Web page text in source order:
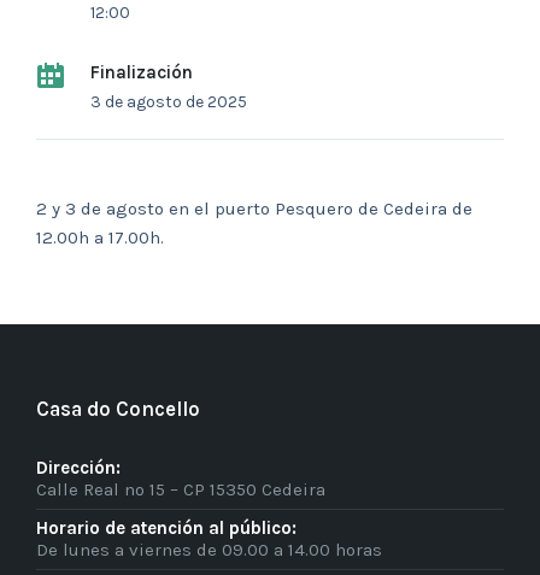
12:00
Finalización
3 de agosto de 2025
2 y 3 de agosto en el puerto Pesquero de Cedeira de
12.00h a 17.00h.
Casa do Concello
Dirección:
Calle Real nº 15 – CP 15350 Cedeira
Horario de atención al público:
De lunes a viernes de 09.00 a 14.00 horas